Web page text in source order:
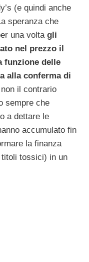
(e quindi anche
speranza che
una voltagli
nel prezzo il
funzione delle
alla conferma di
il contrario
sempre che
a dettare le
accumulato fin
la finanza
tossici) in un